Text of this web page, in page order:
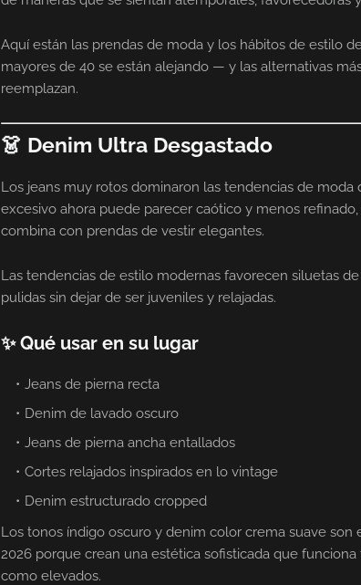
Aquí están las prendas de moda y los hábitos de estilo
mayores de 40 se están alejando — y las alternativas
reemplazan.
👗 Denim Ultra Desgastado
Los jeans muy rotos dominaron las tendencias de moda
excesivo ahora puede parecer caótico y menos
combina con prendas de vestir elegantes.
Las tendencias de estilo modernas favorecen siluetas
pulidas sin dejar de ser juveniles y relajadas.
✨ Qué usar en su lugar
Jeans de pierna recta
Denim de lavado oscuro
Jeans de pierna ancha entallados
Cortes relajados inspirados en lo vintage
Denim estructurado cropped
Los tonos índigo oscuro y denim color crema suave
2026 porque crean una estética sofisticada que
como elevados.